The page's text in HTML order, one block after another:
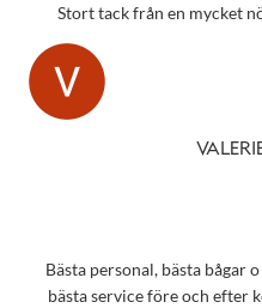
Stort tack från en mycket
Bästa personal, bästa bågar
bästa service före och efter